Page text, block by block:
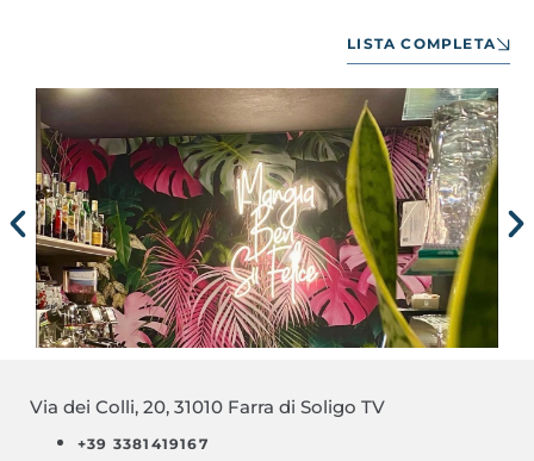
LISTA COMPLETA
Via dei Colli, 20, 31010 Farra di Soligo TV
+39 3381419167